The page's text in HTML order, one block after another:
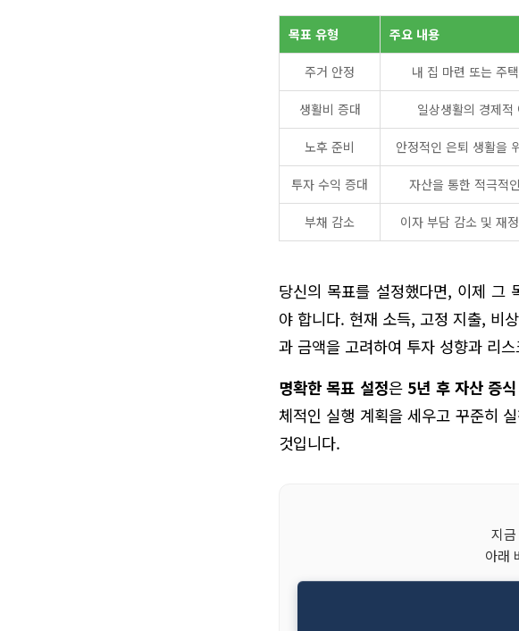
목표 유형 주요 내용
주거 안정 내 집 마련 또는 주
생활비 증대 일상생활의 경제적
노후 준비 안정적인 은퇴 생활을
투자 수익 증대 자산을 통한 적극적
부채 감소 이자 부담 감소 및 재
당신의 목표를 설정했다면, 이제 그
야 합니다. 현재 소득, 고정 지출, 비
과 금액을 고려하여 투자 성향과 리
명확한 목표 설정은 5년 후 자산 증
체적인 실행 계획을 세우고 꾸준히
것입니다.
지
아래